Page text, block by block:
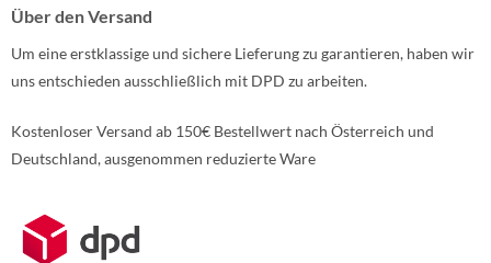
Über den Versand
Um eine erstklassige und sichere Lieferung zu garantieren, haben wir
uns entschieden ausschließlich mit DPD zu arbeiten.
Kostenloser Versand ab 150€ Bestellwert nach Österreich und
Deutschland, ausgenommen reduzierte Ware